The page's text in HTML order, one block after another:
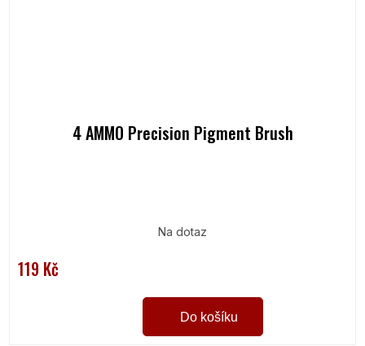
4 AMMO Precision Pigment Brush
Na dotaz
119 Kč
Do košíku